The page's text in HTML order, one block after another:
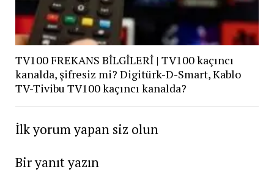
TV100 FREKANS BİLGİLERİ | TV100 kaçıncı
kanalda, şifresiz mi? Digitürk-D-Smart, Kablo
TV-Tivibu TV100 kaçıncı kanalda?
İlk yorum yapan siz olun
Bir yanıt yazın